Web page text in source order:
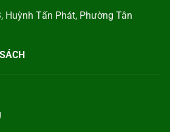
Huỳnh Tấn Phát, Phường Tân